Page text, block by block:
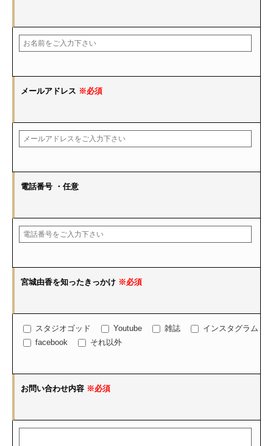
メールアドレス ※必須
電話番号 ・任意
宮城由香を知ったきっかけ ※必須
スタジオゴッド Youtube 雑誌
インスタグラム
facebook
それ以外
お問い合わせ内容 ※必須